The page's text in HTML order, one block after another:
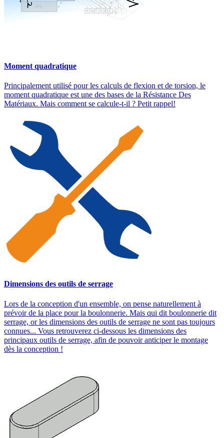
Moment quadratique
Principalement utilisé pour les calculs de flexion et de torsion, le
moment quadratique est une des bases de la Résistance Des
Matériaux. Mais comment se calcule-t-il ? Petit rappel!
Dimensions des outils de serrage
Lors de la conception d'un ensemble, on pense naturellement à
prévoir de la place pour la boulonnerie. Mais qui dit boulonnerie dit
serrage, or les dimensions des outils de serrage ne sont pas toujours
connues... Vous retrouverez ci-dessous les dimensions des
principaux outils de serrage, afin de pouvoir anticiper le montage
dès la conception !